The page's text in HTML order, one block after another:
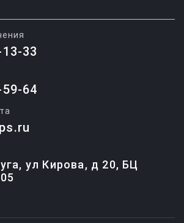
33
64
ул Кирова, д 20, БЦ